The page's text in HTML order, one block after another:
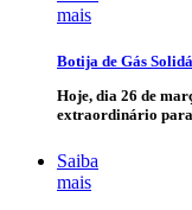
mais
Botija de Gás
Hoje, dia 26 de
extraordinário para
Saiba
mais